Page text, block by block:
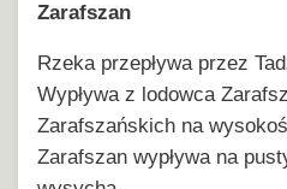
Zarafszan
Rzeka przepływa przez
Wypływa z lodowca
Zarafszańskich na
Zarafszan wypływa na